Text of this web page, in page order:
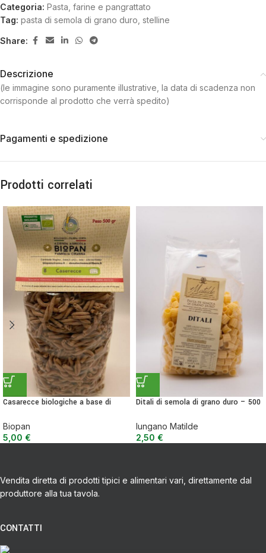
Categoria: Pasta, farine e pangrattato
Tag: pasta di semola di grano duro, stelline
Share:
Descrizione
(le immagine sono puramente illustrative, la data di scadenza non
corrisponde al prodotto che verrà spedito)
Pagamenti e spedizione
Prodotti correlati
Casarecce biologiche a base di
nutraceutica 500 g
Biopan
5,00 €
Ditali di semola di grano duro – 500
Iungano Matilde
2,50 €
Vendita diretta di prodotti tipici e alimentari vari, direttamente dal
produttore alla tua tavola.
CONTATTI